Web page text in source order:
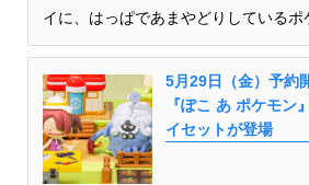
イに、はっぱであまやどりしている
5月29日（金）予約
『ぽこ あ ポケモン
イセットが登場